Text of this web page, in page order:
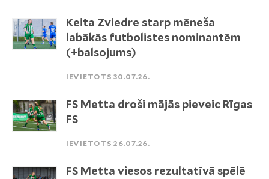
Keita Zviedre starp mēneša
labākās futbolistes nominantēm
(+balsojums)
IEVIETOTS 30.07.26.
FS Metta droši mājās pieveic Rīgas
FS
IEVIETOTS 26.07.26.
FS Metta viesos rezultatīvā spēlē